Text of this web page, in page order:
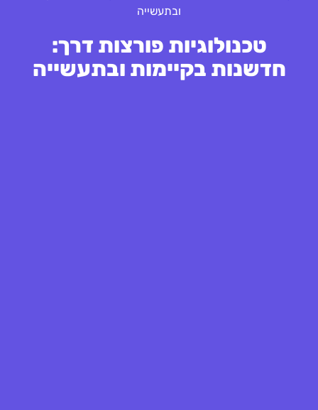
ובתעשייה
טכנולוגיות פורצות דרך:
חדשנות בקיימות ובתעשייה